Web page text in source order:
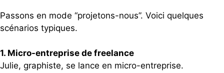
Passons en mode “projetons-nous”. Voici quelques
scénarios typiques.
1. Micro-entreprise de freelance
Julie, graphiste, se lance en micro-entreprise.